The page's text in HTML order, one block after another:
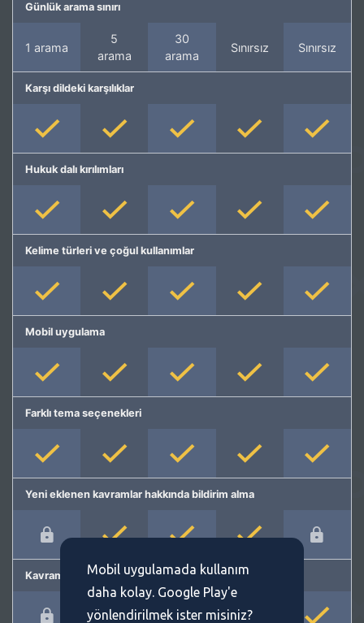
Günlük arama sınırı
1 arama
5
arama
30
arama
Sınırsız Sınırsız
Karşı dildeki karşılıklar
Hukuk dalı kırılımları
Kelime türleri ve çoğul kullanımlar
Mobil uygulama
Farklı tema seçenekleri
Yeni eklenen kavramlar hakkında bildirim alma
Kavram önermeMobil uygulamada kullanım
daha kolay. Google Play'e
yönlendirilmek ister misiniz?